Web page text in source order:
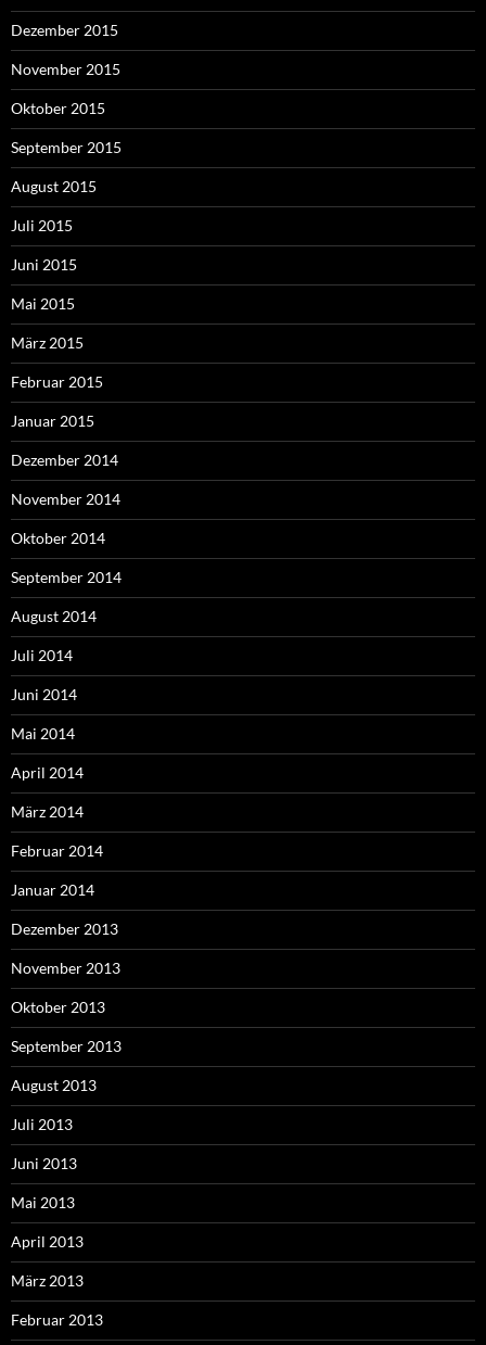
Dezember 2015
November 2015
Oktober 2015
September 2015
August 2015
Juli 2015
Juni 2015
Mai 2015
März 2015
Februar 2015
Januar 2015
Dezember 2014
November 2014
Oktober 2014
September 2014
August 2014
Juli 2014
Juni 2014
Mai 2014
April 2014
März 2014
Februar 2014
Januar 2014
Dezember 2013
November 2013
Oktober 2013
September 2013
August 2013
Juli 2013
Juni 2013
Mai 2013
April 2013
März 2013
Februar 2013